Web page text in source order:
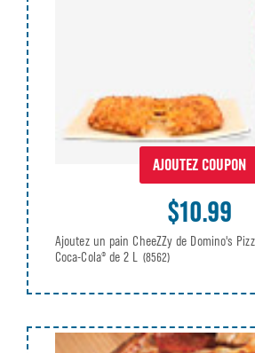
AJOUTEZ COUPON
$10.99
Ajoutez un pain CheeZZy de Domino's
Coca-Cola® de 2 L (8562)